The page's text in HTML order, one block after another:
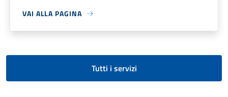
VAI ALLA PAGINA
Tutti i servizi